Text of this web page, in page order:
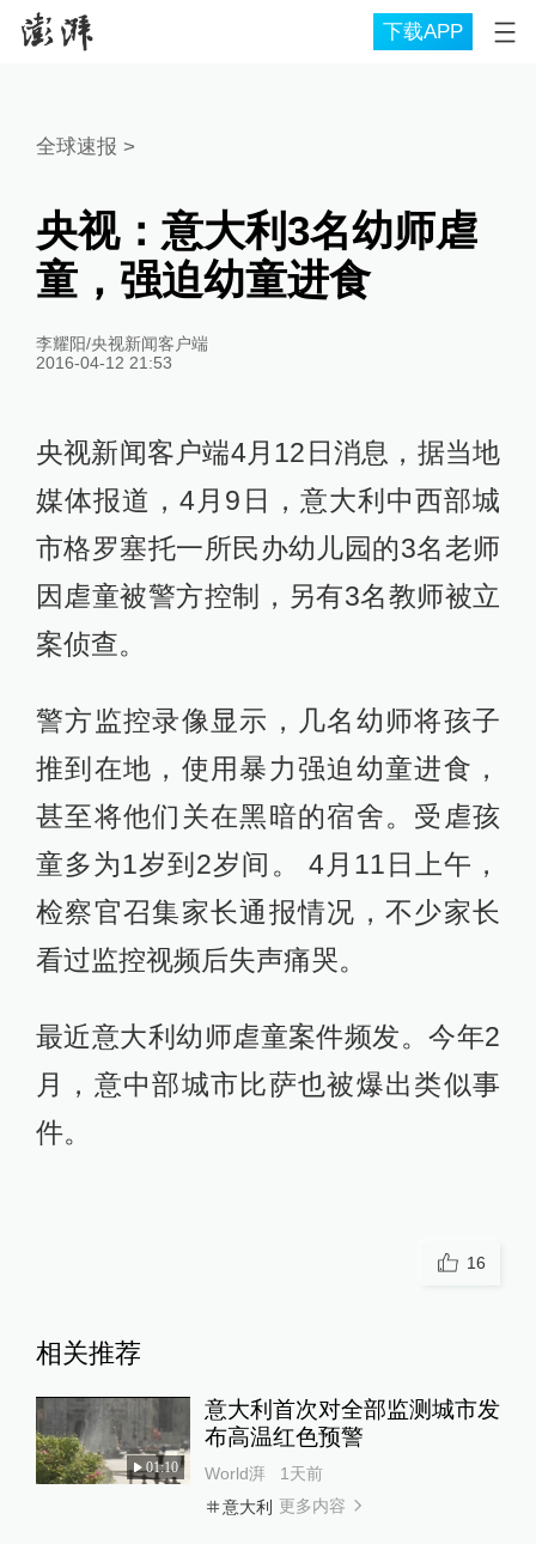
下载APP
全球速报 >
央视：意大利3名幼师虐
童，强迫幼童进食
李耀阳/央视新闻客户端
2016-04-12 21:53
央视新闻客户端4月12日消息，据当地
媒体报道，4月9日，意大利中西部城
市格罗塞托一所民办幼儿园的3名老师
因虐童被警方控制，另有3名教师被立
案侦查。
警方监控录像显示，几名幼师将孩子
推到在地，使用暴力强迫幼童进食，
甚至将他们关在黑暗的宿舍。受虐孩
童多为1岁到2岁间。 4月11日上午，
检察官召集家长通报情况，不少家长
看过监控视频后失声痛哭。
最近意大利幼师虐童案件频发。今年2
月，意中部城市比萨也被爆出类似事
件。
16
相关推荐
01:10
意大利首次对全部监测城市发
布高温红色预警
World湃
1天前
意大利
更多内容